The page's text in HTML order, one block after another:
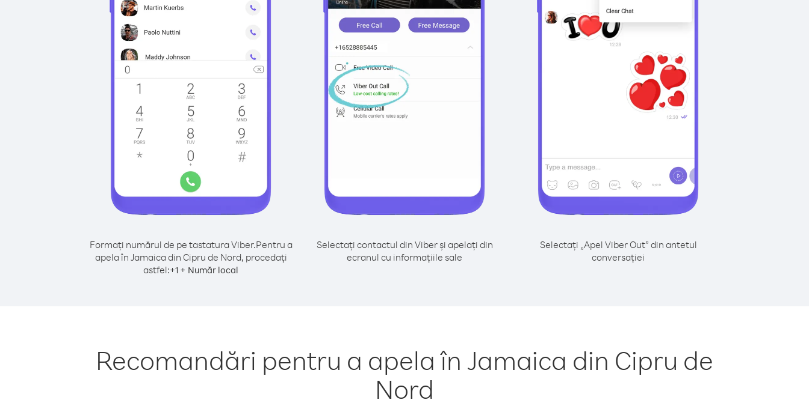
Formați numărul de pe tastatura Viber.Pentru a
apela în Jamaica din Cipru de Nord, procedați
astfel:+1 + Număr local
Selectați contactul din Viber și apelați din
ecranul cu informațiile sale
Selectați „Apel Viber Out” din antetul
conversației
Recomandări pentru a apela în Jamaica din Cipru de
Nord